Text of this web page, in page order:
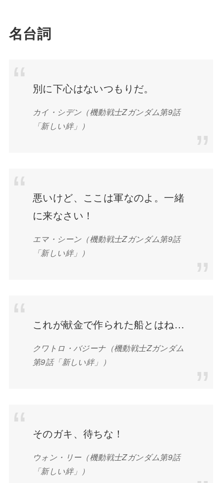
名台詞
別に下心はないつもりだ。
カイ・シデン（機動戦士Zガンダム第9話
「新しい絆」）
悪いけど、ここは軍なのよ。一緒
に来なさい！
エマ・シーン （機動戦士Zガンダム第9話
「新しい絆」）
これが献金で作られた船とはね…
クワトロ・バジーナ（機動戦士Zガンダム
第9話「新しい絆」）
そのガキ、待ちな！
ウォン・リー（機動戦士Zガンダム第9話
「新しい絆」）